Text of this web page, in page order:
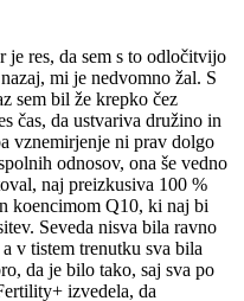
je res, da sem s to odločitvijo
mi je nedvomno žal. S
sem bil že krepko čez
čas, da ustvariva družino in
vznemirjenje ni prav dolgo
odnosov, ona še vedno
naj preizkusiva 100 %
koencimom Q10, ki naj bi
Seveda nisva bila ravno
v tistem trenutku sva bila
da je bilo tako, saj sva po
izvedela, da